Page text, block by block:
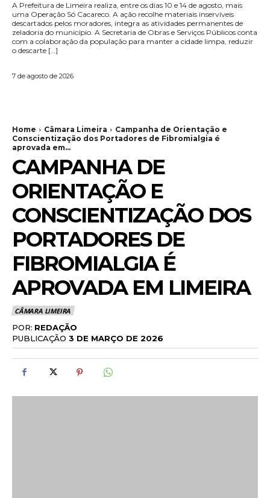
A Prefeitura de Limeira realiza, entre os dias 10 e 14 de agosto, mais
uma Operação Só Cacareco. A ação recolhe materiais inservíveis
descartados pelos moradores, integra as atividades permanentes de
zeladoria do município. A Secretaria de Obras e Serviços Públicos conta
com a colaboração da população para manter a cidade limpa, reduzir
o descarte […]
7 de agosto de 2026